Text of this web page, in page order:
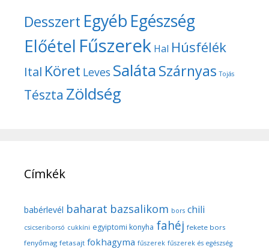
Desszert Egyéb Egészség
Előétel Fűszerek Hal Húsfélék
Ital Köret Leves SalátaSzárnyas Tojás
Tészta Zöldség
Címkék
babérlevél baharat bazsalikom bors chili
csicseriborsó cukkíni egyiptomi konyha fahéj fekete bors
fenyőmag fetasajt fokhagyma fűszerek fűszerek és egészség